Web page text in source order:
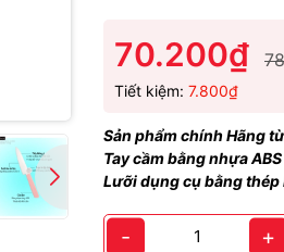
70.200₫
Tiết kiệm: 7.800₫
Sản phẩm chính Hãng
Tay cầm bằng nhựa
Lưỡi dụng cụ bằng
- +